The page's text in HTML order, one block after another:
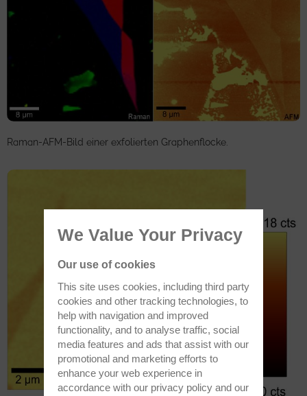
Raman-AFM-Bild einer exfolierten Graphenflocke.
We Value Your Privacy
Our use of cookies
This site uses cookies, including third party
cookies and other tracking technologies, to
help with navigation and improved
functionality, and to analyse traffic, social
media features and ads that assist with our
promotional and marketing efforts to
enhance your web experience in
accordance with our privacy policy and our